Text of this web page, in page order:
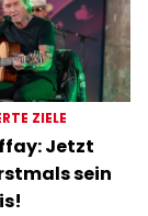
ZIELE
Jetzt
sein